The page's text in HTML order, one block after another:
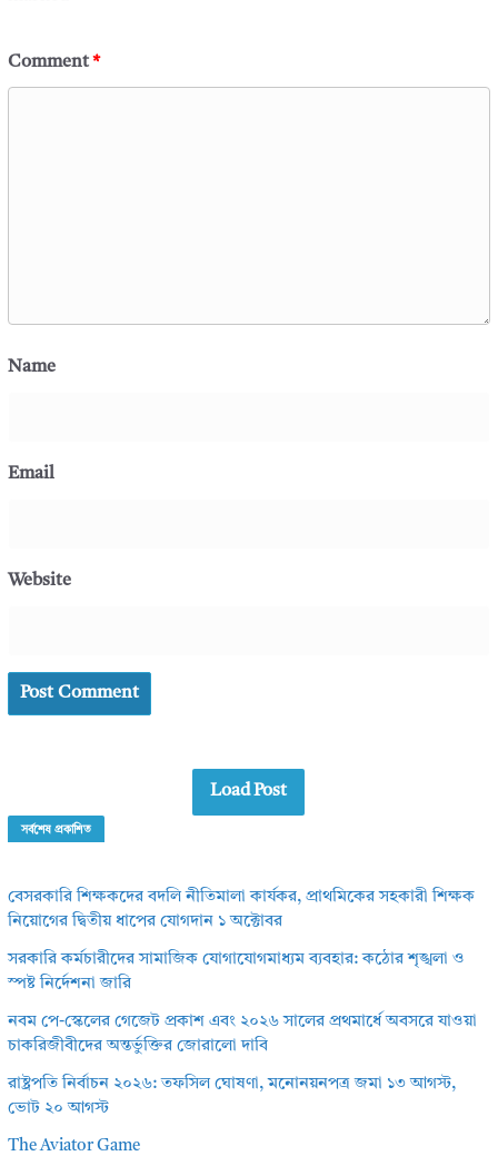
Comment*
Name
Email
Website
Load Post
সর্বশেষ প্রকাশিত
বেসরকারি শিক্ষকদের বদলি নীতিমালা কার্যকর, প্রাথমিকের সহকারী শিক্ষক
নিয়োগের দ্বিতীয় ধাপের যোগদান ১ অক্টোবর
সরকারি কর্মচারীদের সামাজিক যোগাযোগমাধ্যম ব্যবহার: কঠোর শৃঙ্খলা ও
স্পষ্ট নির্দেশনা জারি
নবম পে-স্কেলের গেজেট প্রকাশ এবং ২০২৬ সালের প্রথমার্ধে অবসরে যাওয়া
চাকরিজীবীদের অন্তর্ভুক্তির জোরালো দাবি
রাষ্ট্রপতি নির্বাচন ২০২৬: তফসিল ঘোষণা, মনোনয়নপত্র জমা ১৩ আগস্ট,
ভোট ২০ আগস্ট
The Aviator Game